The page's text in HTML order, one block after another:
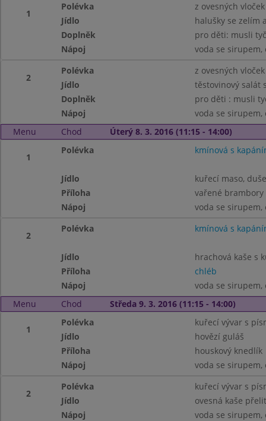
1
Polévka
z ovesných vloček
Jídlo
halušky se zelím
Doplněk
pro děti: musli
Nápoj
voda se sirupem,
2
Polévka
z ovesných vloček
Jídlo
těstovinový salát
Doplněk
pro děti : musli
Nápoj
voda se sirupem,
Menu
Chod Úterý 8. 3. 2016 (11:15 - 14:00)
1
Polévka kmínová s
Jídlo
kuřecí maso,
Příloha
vařené brambory
Nápoj
voda se sirupem,
2
Polévka kmínová s
Jídlo
hrachová kaše s
Příloha
chléb
Nápoj
voda se sirupem,
Menu
Chod Středa 9. 3. 2016 (11:15 - 14:00)
1
Polévka
kuřecí vývar s
Jídlo
hovězí guláš
Příloha
houskový knedlík
Nápoj
voda se sirupem,
2
Polévka
kuřecí vývar s
Jídlo
ovesná kaše
Nápoj
voda se sirupem,